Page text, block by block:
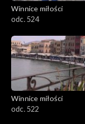
Winnice miłości
odc. 524
Winnice miłości
odc. 522